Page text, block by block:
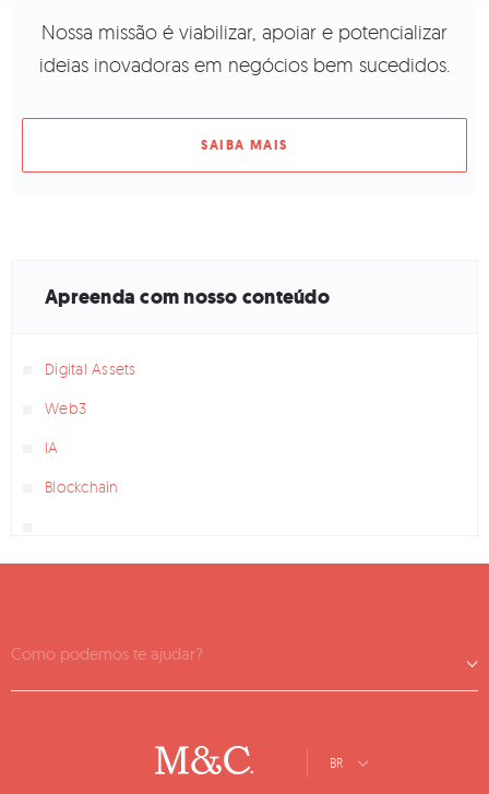
Nossa missão é viabilizar, apoiar e potencializar
ideias inovadoras em negócios bem sucedidos.
SAIBA MAIS
Apreenda com nosso conteúdo
Digital Assets
Web3
IA
Blockchain
Como podemos te ajudar?
BR